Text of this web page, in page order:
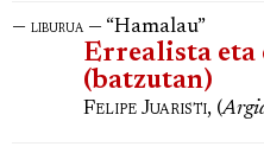
— liburua — “Hamalau”
Errealista eta
(batzutan)
Felipe Juaristi, (